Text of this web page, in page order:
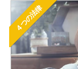
４つの法律